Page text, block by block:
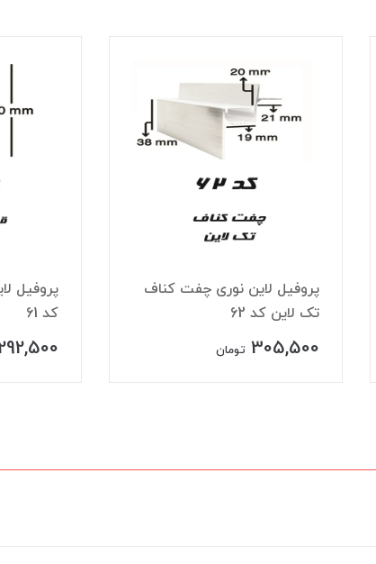
پروفیل لاین نوری چفت کناف
تک لاین کد 62
305,500 تومان
پروفیل
کد 61